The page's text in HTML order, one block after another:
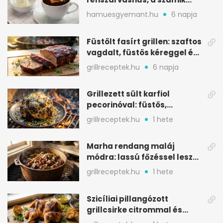
melegítő itala
hamuesgyemant.hu 6 napja
Füstölt fasírt grillen: szaftos
vagdalt, füstös kéreggel és
BBQ mázzal
grillreceptek.hu 6 napja
Grillezett sült karfiol
pecorinóval: füstös,
karamellizált nyári kedvenc
grillreceptek.hu 1 hete
Marha rendang maláj
módra: lassú főzéssel lesz
igazán szaftos
grillreceptek.hu 1 hete
Szicíliai pillangózott
grillcsirke citrommal és
oregánóval